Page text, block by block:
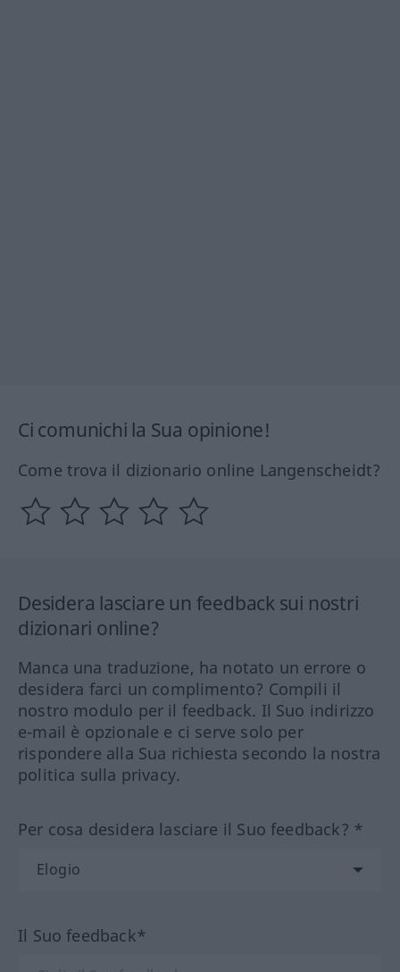
Ci comunichi la Sua opinione!
Come trova il dizionario online Langenscheidt?
Desidera lasciare un feedback sui nostri
dizionari online?
Manca una traduzione, ha notato un errore o
desidera farci un complimento? Compili il
nostro modulo per il feedback. Il Suo indirizzo
e-mail è opzionale e ci serve solo per
rispondere alla Sua richiesta secondo la nostra
politica sulla privacy.
Per cosa desidera lasciare il Suo feedback? *
Il Suo feedback*